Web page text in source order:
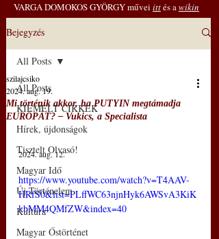
VARGA DOMOKOS GYÖRGY művei ittés awikin
Bejegyzés
All Posts
KIEMELT CIKKEK
Hírek, újdonságok
Tisztelt Olvasó!
Magyar Idő
Új Történelem
Kultúra
Magyar Őstörténet
All Posts
Mi történik akkor, ha PUTYIN megtámadja
EURÓPÁT? – Vukics, a Specialista
szilajcsiko
2024. aug. 19.
2024. aug. 12.
https://www.youtube.com/watch?v=T4AAV-
HRfS0&list=PLffWC63njnHyk6AWSvA3KiK
kbMM4QMfZW&index=40